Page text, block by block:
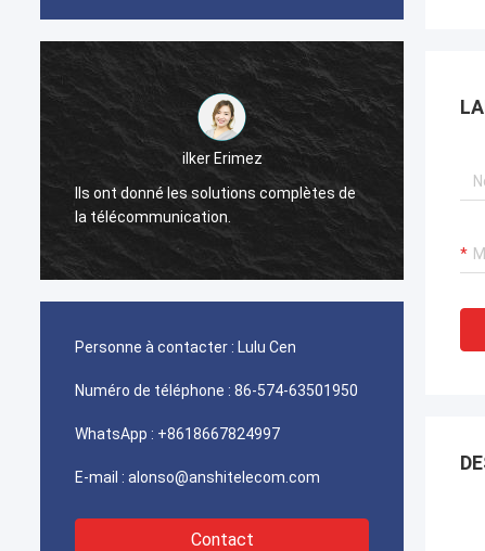
احمد عبدالله
Vos connecteurs de picabond d'ampère
TYCO utilisés pour des télécom de l'Iran
fonctionne excellent, notre client est très
satisfaisant avec la qualité.
Personne à contacter : Lulu Cen
Numéro de téléphone : 86-574-63501950
WhatsApp : +8618667824997
E-mail : alonso@anshitelecom.com
Contact